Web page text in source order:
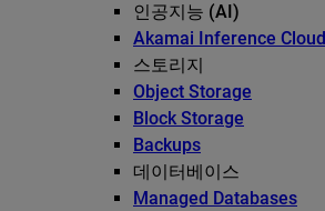
인공지능 (AI)
Akamai Inference Cloud
스토리지
Object Storage
Block Storage
Backups
데이터베이스
Managed Databases